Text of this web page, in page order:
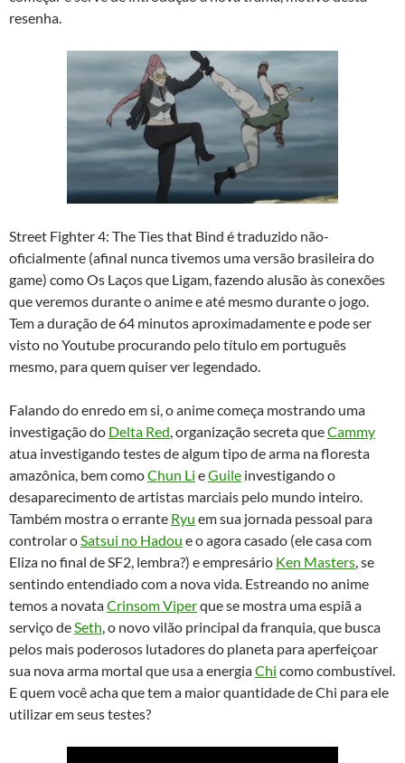
resenha.
Street Fighter 4: The Ties that Bind é traduzido não-
oficialmente (afinal nunca tivemos uma versão brasileira do
game) como Os Laços que Ligam, fazendo alusão às conexões
que veremos durante o anime e até mesmo durante o jogo.
Tem a duração de 64 minutos aproximadamente e pode ser
visto no Youtube procurando pelo título em português
mesmo, para quem quiser ver legendado.
Falando do enredo em si, o anime começa mostrando uma
investigação do Delta Red , organização secreta queCammy
atua investigando testes de algum tipo de arma na floresta
amazônica, bem comoChun Li eGuile investigando o
desaparecimento de artistas marciais pelo mundo inteiro.
Também mostra o errante Ryu em sua jornada pessoal para
controlar o Satsui no Hadou e o agora casado (ele casa com
Eliza no final de SF2, lembra?) e empresário Ken Masters , se
sentindo entendiado com a nova vida. Estreando no anime
temos a novataCrinsom Viperque se mostra uma espiã a
serviço de Seth , o novo vilão principal da franquia, que busca
pelos mais poderosos lutadores do planeta para aperfeiçoar
sua nova arma mortal que usa a energiaChi como combustível.
E quem você acha que tem a maior quantidade de Chi para ele
utilizar em seus testes?